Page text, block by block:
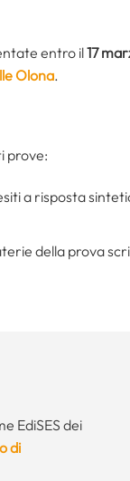
entro il17
Olona.
prove:
a risposta
della prova
EdiSES dei
di